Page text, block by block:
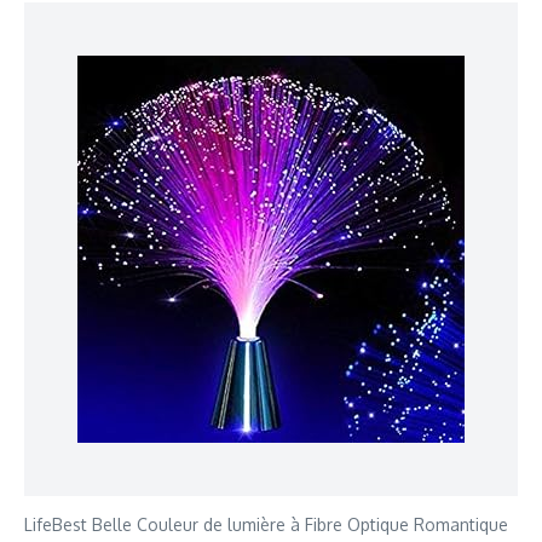
LifeBest Belle Couleur de lumière à Fibre Optique Romantique